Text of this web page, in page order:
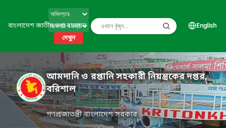
বাংলাদেশ জাতীয় তথ্য বাতায়ন
দেখুন
English
আমদানি ও রপ্তানি সহকারী নিয়ন্ত্রকের দপ্তর,
বরিশাল
গণপ্রজাতন্ত্রী বাংলাদেশ সরকার